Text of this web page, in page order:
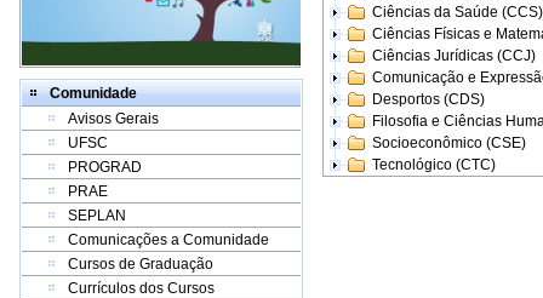
Comunidade
Avisos Gerais
UFSC
PROGRAD
PRAE
SEPLAN
Comunicações a Comunidade
Cursos de Graduação
Currículos dos Cursos
Ciências da Saúde (CCS)
Ciências Físicas e
Ciências Jurídicas (CCJ)
Comunicação e
Desportos (CDS)
Filosofia e Ciências
Socioeconômico (CSE)
Tecnológico (CTC)